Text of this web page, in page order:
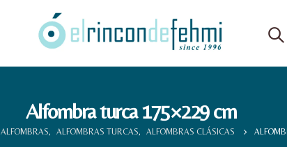
Alfombra turca 175×229 cm
ALFOMBRAS, ALFOMBRAS TURCAS, ALFOMBRAS CLÁSICAS